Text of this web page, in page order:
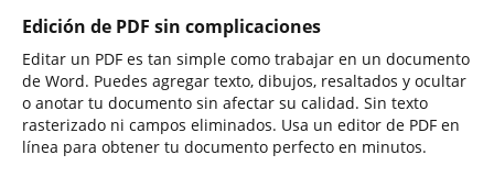
Edición de PDF sin complicaciones
Editar un PDF es tan simple como trabajar en un documento
de Word. Puedes agregar texto, dibujos, resaltados y ocultar
o anotar tu documento sin afectar su calidad. Sin texto
rasterizado ni campos eliminados. Usa un editor de PDF en
línea para obtener tu documento perfecto en minutos.